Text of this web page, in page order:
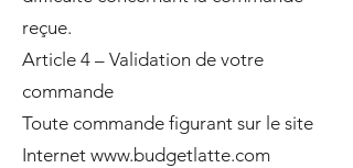
reçue.
Article 4 – Validation de votre
commande
Toute commande figurant sur le site
Internet www.budgetlatte.com